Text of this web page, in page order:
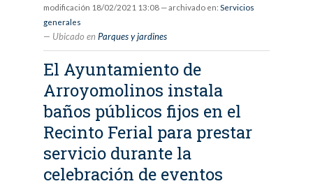
modificación 18/02/2021 13:08 — archivado en: Servicios
generales
Ubicado en Parques y jardines
El Ayuntamiento de
Arroyomolinos instala
baños públicos fijos en el
Recinto Ferial para prestar
servicio durante la
celebración de eventos